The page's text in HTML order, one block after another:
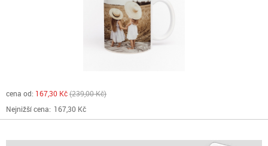
cena od: 167,30 Kč 239,00 Kč
Nejnižší cena: 167,30 Kč